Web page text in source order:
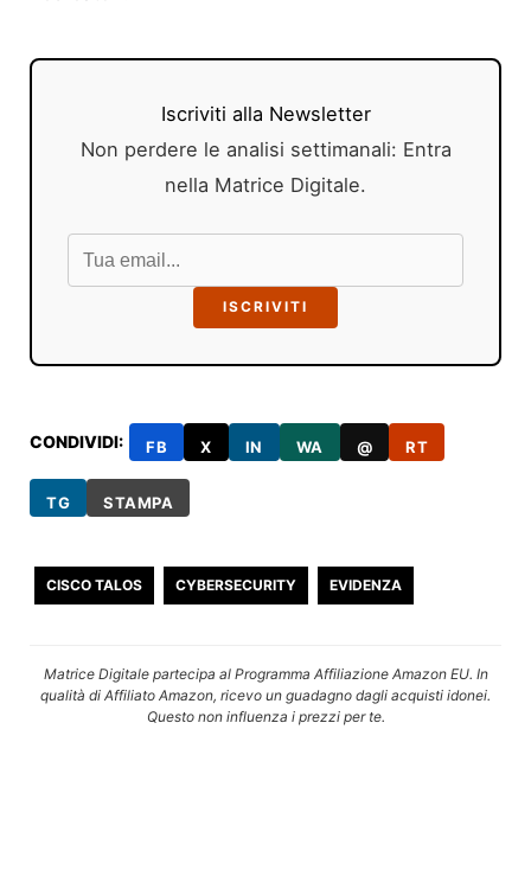
Iscriviti alla Newsletter
Non perdere le analisi settimanali: Entra
nella Matrice Digitale.
ISCRIVITI
CONDIVIDI: FB X IN WA @ RT
TG STAMPA
CISCO TALOS CYBERSECURITY EVIDENZA
Matrice Digitale partecipa al Programma Affiliazione Amazon EU. In
qualità di Affiliato Amazon, ricevo un guadagno dagli acquisti idonei.
Questo non influenza i prezzi per te.